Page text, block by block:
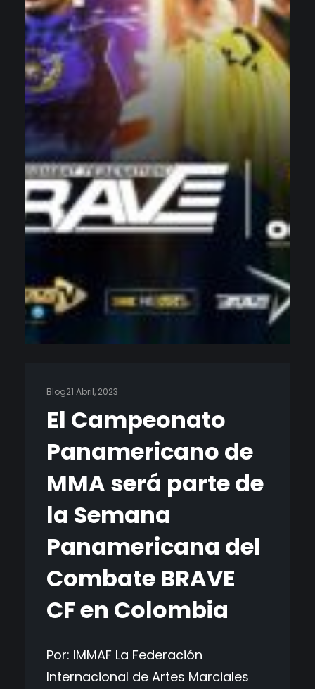
Blog21 Abril, 2023
El Campeonato
Panamericano de
MMA será parte de
la Semana
Panamericana del
Combate BRAVE
CF en Colombia
Por: IMMAF La Federación
Internacional de Artes Marciales